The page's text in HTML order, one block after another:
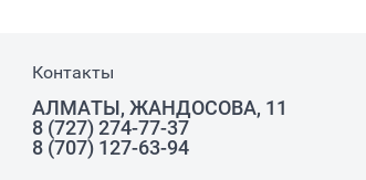
Контакты
АЛМАТЫ, ЖАНДОСОВА, 11
8 (727) 274-77-37
8 (707) 127-63-94